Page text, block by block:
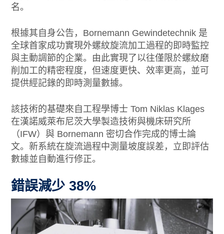
名。
根據其自身公告，Bornemann Gewindetechnik 是
全球首家成功實現外螺紋旋流加工過程的即時監控
與主動調節的企業。由此實現了以往僅限於螺紋磨
削加工的精密程度，但速度更快、效率更高，並可
提供經記錄的即時測量數據。
該技術的基礎來自工程學博士 Tom Niklas Klages
在漢諾威萊布尼茨大學製造技術與機床研究所
（IFW）與 Bornemann 密切合作完成的博士論
文。新系統在旋流過程中測量坡度誤差，立即評估
數據並自動進行修正。
錯誤減少 38%